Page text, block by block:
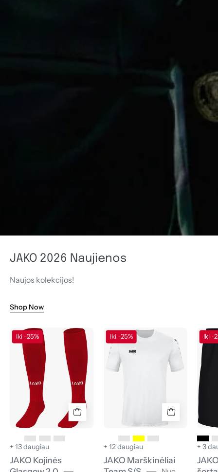
JAKO 2026 Naujienos
Naujos kolekcijos!
Shop Now
JAKO
Kojinės
Glasgow
Iki -25%
+ 13 daugiau
JAKO Kojinės
JAKO
Marškinėliai
Iki -25%
+ 12 daugiau
JAKO Marškinėliai
Iki -
+ 3